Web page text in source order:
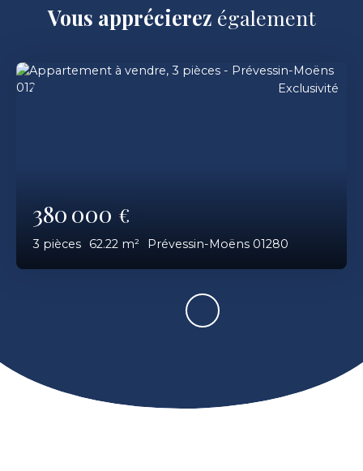
Vous apprécierez également
380 000 €
3 pièces 62.22 m² Prévessin-Moëns 01280
Exclusivité